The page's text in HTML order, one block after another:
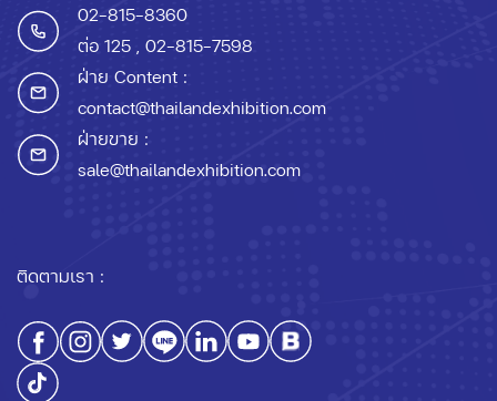
02-815-8360
ต่อ 125 , 02-815-7598
ฝ่าย Content :
contact@thailandexhibition.com
ฝ่ายขาย :
sale@thailandexhibition.com
ติดตามเรา :